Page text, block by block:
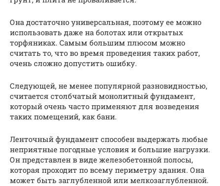
Она достаточно универсальная, поэтому ее можно
использовать даже на болотах или открытых
торфяниках. Самым большим плюсом можно
считать то, что во время проведения таких работ,
очень сложно допустить ошибку.
Следующей, не менее популярной разновидностью,
считается столбчатый монолитный фундамент,
который очень часто применяют для возведения
таких помещений, как бани.
Ленточный фундамент способен выдержать любые
неприятные погодные условия и большие нагрузки.
Он представлен в виде железобетонной полосы,
которая проходит по всему периметру здания. Она
может быть заглубленной или мелкозаглубленной.